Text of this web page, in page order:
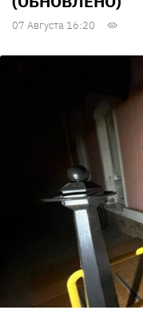
07 Августа 16:20